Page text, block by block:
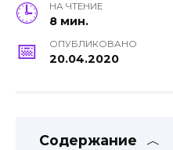
НА ЧТЕНИЕ
8 мин.
ОПУБЛИКОВАНО
20.04.2020
Содержание